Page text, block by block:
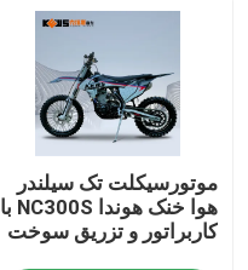
موتورسیکلت تک سیلندر
هوا خنک هوندا NC300S با
کاربراتور و تزریق سوخت